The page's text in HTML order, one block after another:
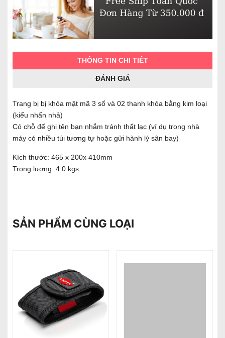
THÔNG TIN CHI TIẾT
ĐÁNH GIÁ
Trang bị bị khóa mật mã 3 số và 02 thanh khóa bằng kim loại
(kiểu nhấn nhả)
Có chỗ để ghi tên bạn nhắm tránh thất lạc (ví dụ trong nhà
máy có nhiều túi tương tự hoặc gửi hành lý sân bay)
Kích thước: 465 x 200x 410mm
Trọng lượng: 4.0 kgs
SẢN PHẨM CÙNG LOẠI